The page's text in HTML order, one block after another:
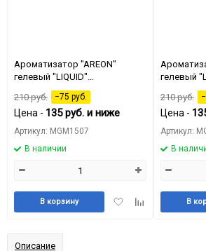
Ароматизатор "AREON"
гелевый "LIQUID"
"Refreshment" Black Crystal
210руб. −75 руб.
Цена - 135руб. и ниже
Артикул: MGM1507
В наличии
ДобавитьДобавить
В корзину
гелевый
210руб.
Цена -
Артикул:
В
В
Описание